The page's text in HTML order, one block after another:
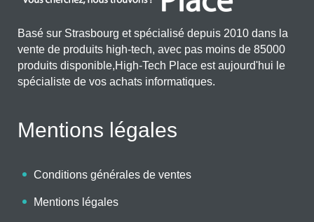
Basé sur Strasbourg et spécialisé depuis 2010 dans la
vente de produits high-tech, avec pas moins de 85000
produits disponible,High-Tech Place est aujourd'hui le
spécialiste de vos achats informatiques.
Mentions légales
Conditions générales de ventes
Mentions légales